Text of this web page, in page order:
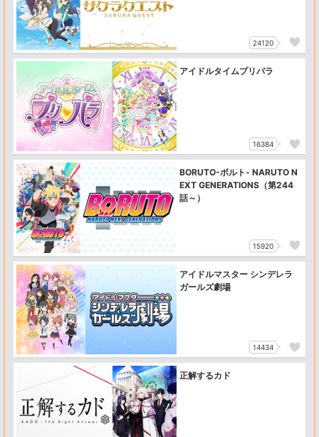
24120
アイドルタイムプリパラ
16384
BORUTO-ボルト- NARUTO N
EXT GENERATIONS（第244
話～）
15920
アイドルマスター シンデレラ
ガールズ劇場
14434
正解するカド